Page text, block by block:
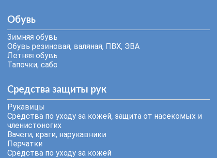
Обувь
Зимняя обувь
Обувь резиновая, валяная, ПВХ, ЭВА
Летняя обувь
Тапочки, сабо
Средства защиты рук
Рукавицы
Средства по уходу за кожей, защита от насекомых и
членистоногих
Вачеги, краги, нарукавники
Перчатки
Средства по уходу за кожей